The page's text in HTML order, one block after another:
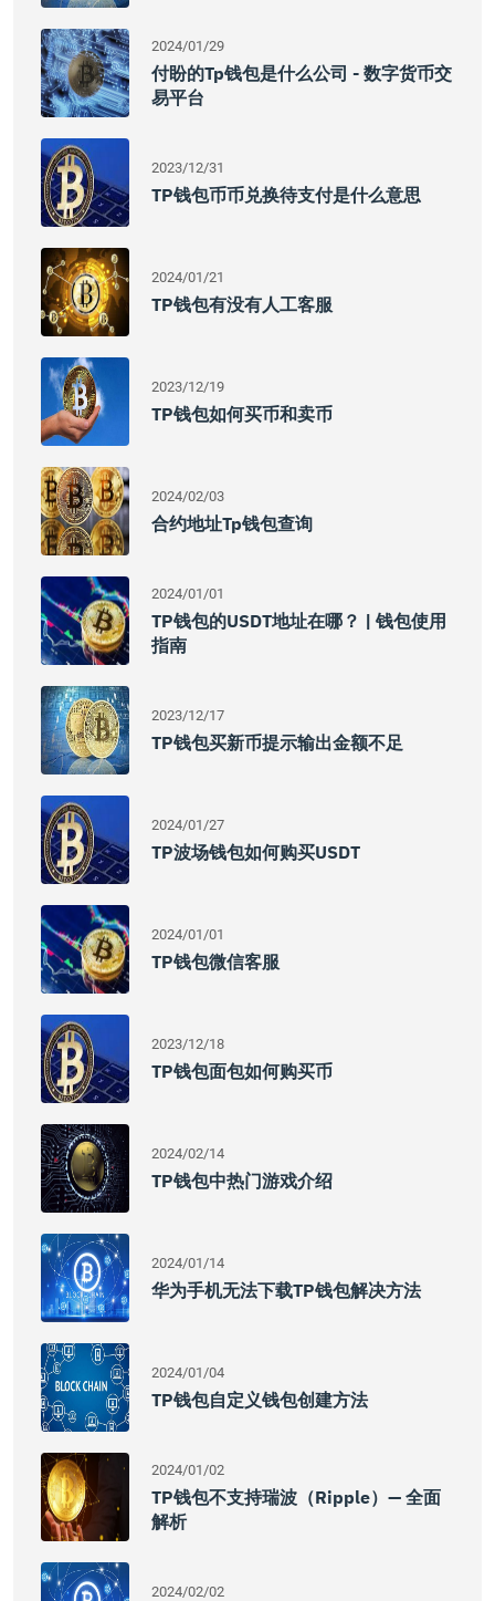
2024/01/29
付盼的tp钱包是什么公司 - 数字货币交
易平台
2023/12/31
TP钱包币币兑换待支付是什么意思
2024/01/21
TP钱包有没有人工客服
2023/12/19
TP钱包如何买币和卖币
2024/02/03
合约地址tp钱包查询
2024/01/01
TP钱包的USDT地址在哪？ | 钱包使用
指南
2023/12/17
TP钱包买新币提示输出金额不足
2024/01/27
TP波场钱包如何购买USDT
2024/01/01
TP钱包微信客服
2023/12/18
TP钱包面包如何购买币
2024/02/14
TP钱包中热门游戏介绍
2024/01/14
华为手机无法下载TP钱包解决方法
2024/01/04
TP钱包自定义钱包创建方法
2024/01/02
TP钱包不支持瑞波（Ripple）— 全面
解析
2024/02/02